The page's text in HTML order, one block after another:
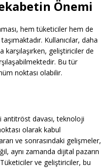
Önemi
hem tüketiciler hem de
Kullanıcılar, daha
geliştiriciler de
Bu tür
noktası olabilir.
antitröst davası, teknoloji
olarak kabul
ve sonrasındaki gelişmeler,
aynı zamanda dijital pazarın
Tüketiciler ve geliştiriciler, bu